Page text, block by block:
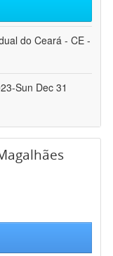
do Ceará - CE -
Sun Dec 31